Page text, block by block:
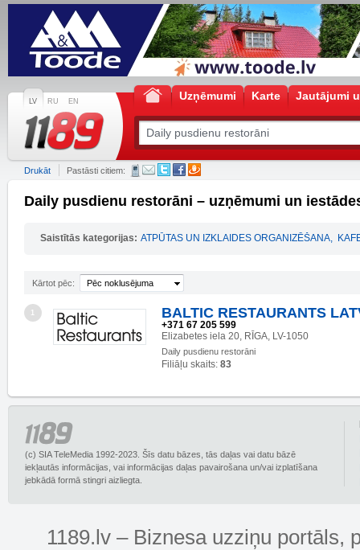
LV RU EN Uzņēmumi Karte Jautājumi
Drukāt Pastāsti citiem:
Daily pusdienu restorāni – uzņēmumi un
Saistītās kategorijas: ATPŪTAS UN IZKLAIDES ORGANIZĒŠANA,
Kārtot pēc: Pēc noklusējuma
1 BALTIC RESTAURANTS
+371 67 205 599
Elizabetes iela 20, RĪGA, LV-1050
Daily pusdienu restorāni
Filiāļu skaits: 83
(c) SIA TeleMedia 1992-2023. Šīs datu bāzes, tās daļas vai datu bāzē
iekļautās informācijas, vai informācijas daļas pavairošana un/vai izplatīšana
jebkādā formā stingri aizliegta.
1189.lv – Biznesa uzziņu portāls,